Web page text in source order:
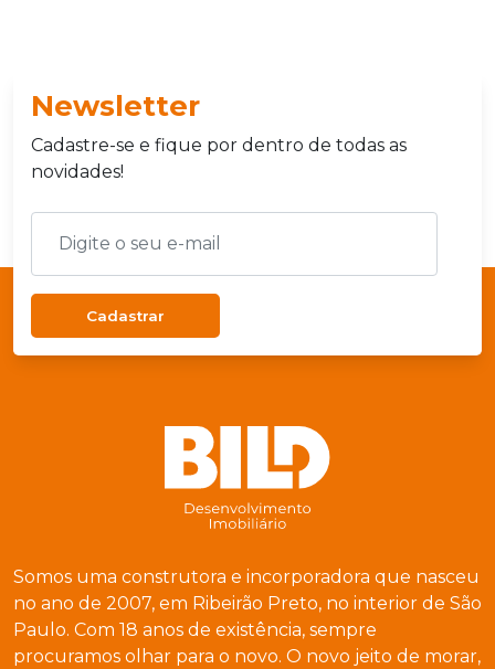
Newsletter
Cadastre-se e fique por dentro de todas as
novidades!
Cadastrar
Somos uma construtora e incorporadora que nasceu
no ano de 2007, em Ribeirão Preto, no interior de São
Paulo. Com 18 anos de existência, sempre
procuramos olhar para o novo. O novo jeito de morar,